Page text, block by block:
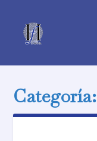
Categoría: